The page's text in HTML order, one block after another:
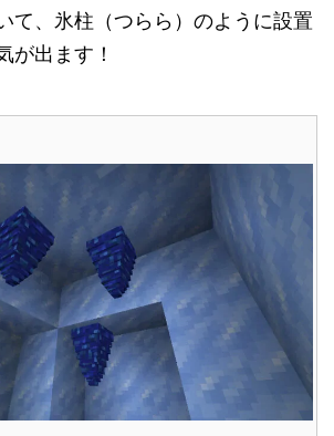
て、氷柱（つらら）のように設置
が出ます！